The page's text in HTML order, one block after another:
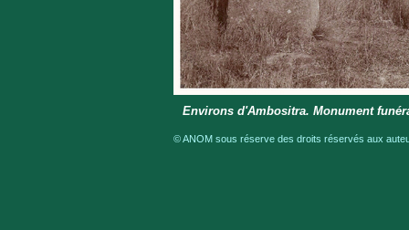
Environs d'Ambositra. Monument
© ANOM sous réserve des droits réservés aux